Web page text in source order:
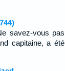
savez-vous pas
capitaine, a été